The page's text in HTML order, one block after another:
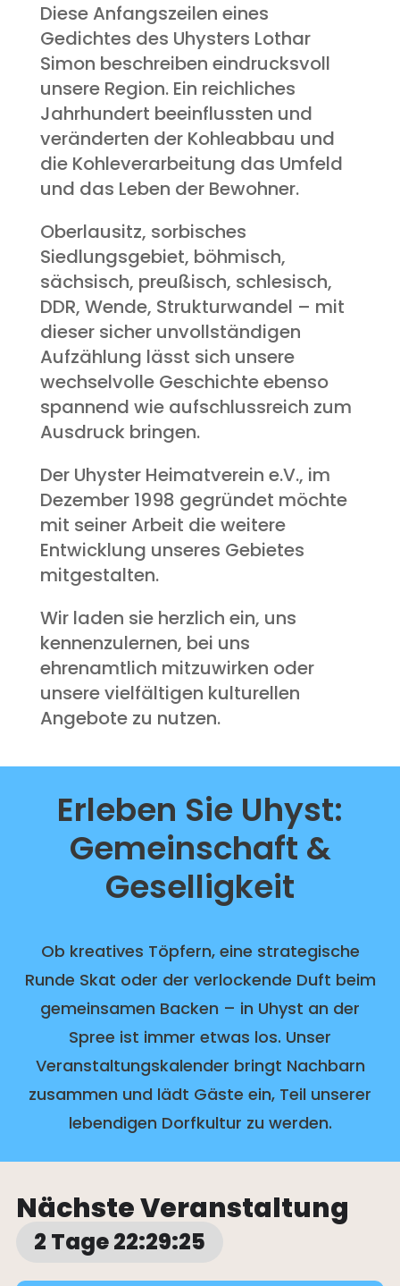
Diese Anfangszeilen eines
Gedichtes des Uhysters Lothar
Simon beschreiben eindrucksvoll
unsere Region. Ein reichliches
Jahrhundert beeinflussten und
veränderten der Kohleabbau und
die Kohleverarbeitung das Umfeld
und das Leben der Bewohner.
Oberlausitz, sorbisches
Siedlungsgebiet, böhmisch,
sächsisch, preußisch, schlesisch,
DDR, Wende, Strukturwandel – mit
dieser sicher unvollständigen
Aufzählung lässt sich unsere
wechselvolle Geschichte ebenso
spannend wie aufschlussreich zum
Ausdruck bringen.
Der Uhyster Heimatverein e.V., im
Dezember 1998 gegründet möchte
mit seiner Arbeit die weitere
Entwicklung unseres Gebietes
mitgestalten.
Wir laden sie herzlich ein, uns
kennenzulernen, bei uns
ehrenamtlich mitzuwirken oder
unsere vielfältigen kulturellen
Angebote zu nutzen.
Erleben Sie Uhyst:
Gemeinschaft &
Geselligkeit
Ob kreatives Töpfern, eine strategische
Runde Skat oder der verlockende Duft beim
gemeinsamen Backen – in Uhyst an der
Spree ist immer etwas los. Unser
Veranstaltungskalender bringt Nachbarn
zusammen und lädt Gäste ein, Teil unserer
lebendigen Dorfkultur zu werden.
Nächste Veranstaltung
2 Tage 22:29:24